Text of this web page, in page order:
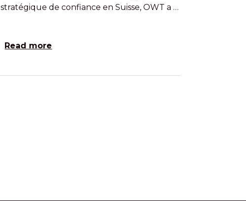
stratégique de confiance en Suisse, OWT a …
Read more